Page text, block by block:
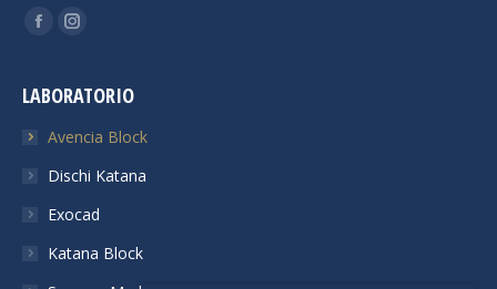
Find us on:
FacebookInstagram
LABORATORIO
Avencia Block
Dischi Katana
Exocad
Katana Block